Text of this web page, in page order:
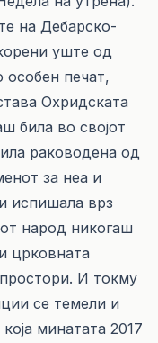
на Дебарско-
уште од
особен печат,
Охридската
била во својот
раководена од
за неа и
испишала врз
народ никогаш
црковната
И токму
се темели и
минатата 2017